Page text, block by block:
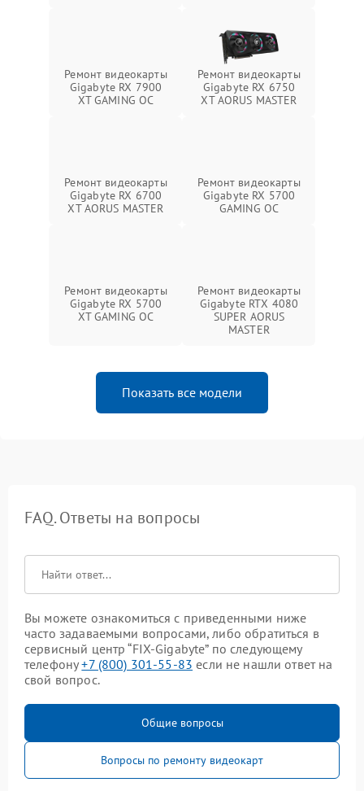
Ремонт видеокарты
Gigabyte RX 7900
XT GAMING OC
Ремонт видеокарты
Gigabyte RX 6750
XT AORUS MASTER
Ремонт видеокарты
Gigabyte RX 6700
XT AORUS MASTER
Ремонт видеокарты
Gigabyte RX 5700
GAMING OC
Ремонт видеокарты
Gigabyte RX 5700
XT GAMING OC
Ремонт видеокарты
Gigabyte RTX 4080
SUPER AORUS
MASTER
Показать все модели
FAQ. Ответы на вопросы
Вы можете ознакомиться с приведенными ниже
часто задаваемыми вопросами, либо обратиться в
сервисный центр “FIX-Gigabyte” по следующему
телефону+7 (800) 301-55-83 если не нашли ответ на
свой вопрос.
Общие вопросы
Вопросы по ремонту видеокарт